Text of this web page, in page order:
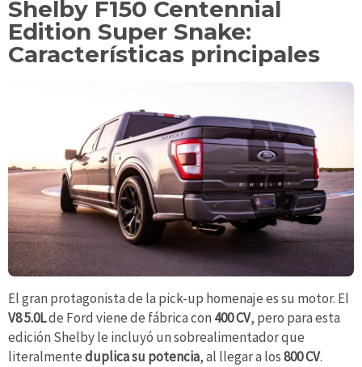
Shelby F150 Centennial
Edition Super Snake:
Características principales
El gran protagonista de la pick-up homenaje es su motor. El
V8 5.0Lde Ford viene de fábrica con 400 CV, pero para esta
edición Shelby le incluyó un sobrealimentador que
literalmenteduplica su potencia, al llegar a los800 CV.